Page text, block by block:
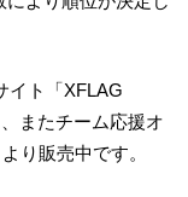
イト「XFLAG
またチーム応援オ
り販売中です。